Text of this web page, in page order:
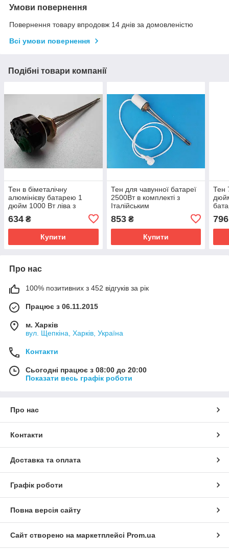
Умови повернення
Повернення товару впродовж 14 днів за домовленістю
Всі умови повернення
Подібні товари компанії
Тен в біметалічну
алюмінієву батарею 1
дюйм 1000 Вт ліва з
терморегулятором
634 ₴
Купити
Тен для чавунної батареї
2500Вт в комплекті з
Італійським
853₴
Купити
Тен
796
Про нас
100% позитивних з 452 відгуків за рік
Працює з 06.11.2015
м. Харків
вул. Щепкіна, Харків, Україна
Контакти
Сьогодні працює з 08:00 до 20:00
Показати весь графік роботи
Про нас
Контакти
Доставка та оплата
Графік роботи
Повна версія сайту
Сайт створено на маркетплейсі Prom.ua